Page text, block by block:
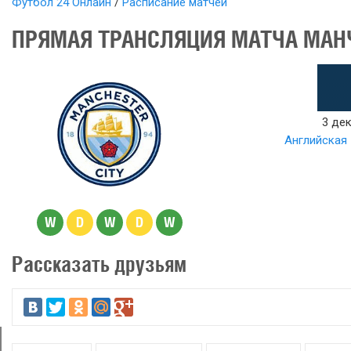
ПРЯМАЯ ТРАНСЛЯЦИЯ МАТЧА
W D W D W
3
Рассказать друзьям